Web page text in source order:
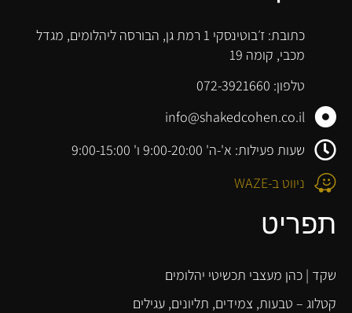
כתובת: ז׳בוטינסקי 1 רמת גן, הבורסה ליהלומים, מגדל
מכבי, קומה 19
טלפון: 072-3921660
info@shakedcohen.co.il
שעות פעילות: א'-ה' 9:00-20:00 ו' 9:00-15:00
ניווט ב-WAZE
תפריט
שקד | כהן מעצבי תכשיטי יהלומים
קטלוג – טבעות, צמידים, תליונים, עגילים